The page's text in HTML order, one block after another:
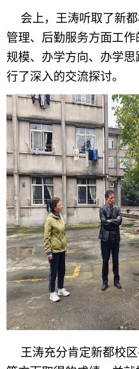
会上，王涛听取了新
管理、后勤服务方面工
规模、办学方向、办学
行了深入的交流探讨。
王涛充分肯定新都校